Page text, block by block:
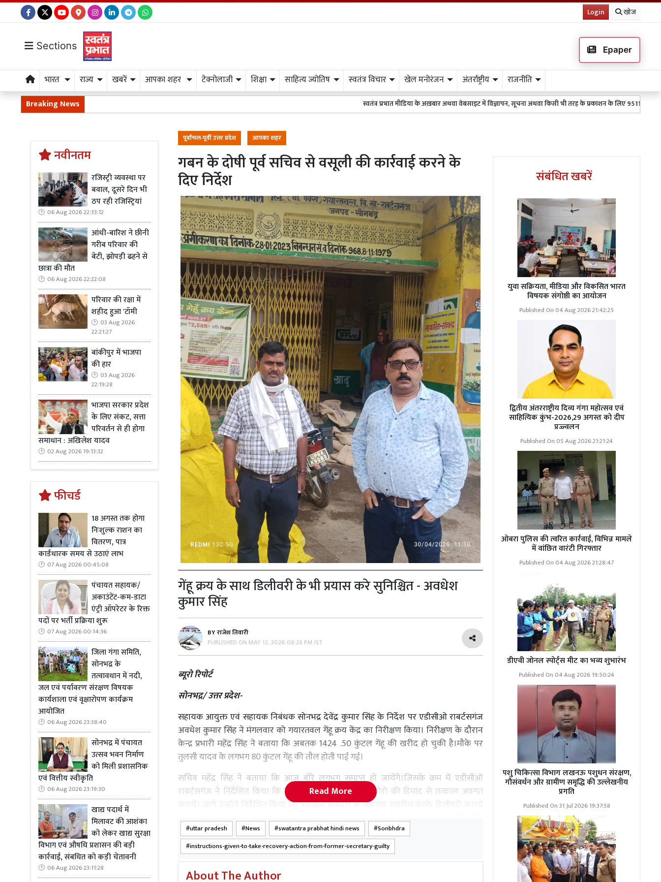
Login खोज
Sections Epaper
भारत राज्य खबरें आपका शहर टेक्नोलाजी शिक्षा साहित्य ज्योतिष स्वतंत्र विचार खेल मनोरंजन अंतर्राष्ट्रीय राजनीति
Breaking News स्वतंत्र प्रभात मीडिया के अख़बार अथवा वेबसाइट में विज्ञापन, सूचना अथवा किसी भी तरह के प्रकाशन के लिए 9511151254 पर WhatsApp
नवीनतम
रजिस्ट्री व्यवस्था पर
बवाल, दूसरे दिन भी
ठप रही रजिस्ट्रियां
06 Aug 2026 22:33:12
आंधी-बारिश ने छीनी
गरीब परिवार की
बेटी, झोपड़ी ढहने से
छात्रा की मौत
06 Aug 2026 22:22:08
परिवार की रक्षा में
शहीद हुआ 'टॉमी
03 Aug 2026
22:21:27
बांकीपुर में भाजपा
की हार
03 Aug 2026
22:19:28
भाजपा सरकार प्रदेश
के लिए संकट, सत्ता
परिवर्तन से ही होगा
समाधान : अखिलेश यादव
02 Aug 2026 19:13:32
फीचर्ड
18 अगस्त तक होगा
निःशुल्क राशन का
वितरण, पात्र
कार्डधारक समय से उठाएं लाभ
07 Aug 2026 00:45:08
पंचायत सहायक/
अकाउंटेंट-कम-डाटा
एंट्री ऑपरेटर के रिक्त
पदों पर भर्ती प्रक्रिया शुरू
07 Aug 2026 00:14:36
जिला गंगा समिति,
सोनभद्र के
तत्वावधान में नदी,
जल एवं पर्यावरण संरक्षण विषयक
कार्यशाला एवं वृक्षारोपण कार्यक्रम
आयोजित
06 Aug 2026 23:38:40
सोनभद्र में पंचायत
उत्सव भवन निर्माण
को मिली प्रशासनिक
एवं वित्तीय स्वीकृति
06 Aug 2026 23:19:30
खाद्य पदार्थ में
मिलावट की आशंका
को लेकर खाद्य सुरक्षा
विभाग एवं औषधि प्रशासन की बड़ी
कार्रवाई, संबधित को कड़ी चेतावनी
06 Aug 2026 23:11:28
पूर्वांचल-पूर्वी उत्तर प्रदेश आपका शहर
गबन के दोषी पूर्व सचिव से वसूली की कार्रवाई करने के
दिए निर्देश
गेंहू क्रय के साथ डिलीवरी के भी प्रयास करे सुनिश्चित - अवधेश
कुमार सिंह
BYराजेश तिवारी
PUBLISHED ON MAY 12, 2026 08:28 PM IST
ब्यूरो रिपोर्ट
सोनभद्र/ उत्तर प्रदेश-
सहायक आयुक्त एवं सहायक निबंधक सोनभद्र देवेंद्र कुमार सिंह के निर्देश पर एडीसीओ राबर्टसगंज
अवधेश कुमार सिंह ने मंगलवार को गयारतवल गेंहू क्रय केंद्र का निरीक्षण किया। निरीक्षण के दौरान
केन्द्र प्रभारी महेंद्र सिंह ने बताया कि अबतक 1424 .50 कुंटल गेंहू की खरीद हो चुकी है।मौके पर
तुलसी यादव के लगभग 80 कुंटल गेंहू की तौल होती पाई गई।
सचिव महेंद्र सिंह ने बताया कि आज बोरे लगभग समाप्त हो जायेंगे।जिसके क्रम में एडीसीओ
राबर्टसगंज ने निर्देशित किया कि क्रय एजेंसी से संपर्क करके बोरो की डिमांड से तत्काल अवगत
करायें। आगे उन्होंने निर्देशित किया कि परिवहन ठेकेदार से समन्वय स्थापित करके डिलीवरी करायें
अन्यथा अब खरीद हेतु गोदाम मे जगह शेष नही है। तत्पश्चात एडीसीओ ने राबर्टसगंज समिति के
अभिलेखो की भी जांच की।
Read More
uttar pradesh News swatantra prabhat hindi news
Sonbhdra
instructions-given-to-take-recovery-action-from-former-secretary-guilty
About The Author
संबंधित खबरें
युवा सक्रियता, मीडिया और विकसित भारत
विषयक संगोष्ठी का आयोजन
Published On 04 Aug 2026 21:42:25
द्वितीय अंतरराष्ट्रीय दिव्य गंगा महोत्सव एवं
साहित्यिक कुंभ-2026,29 अगस्त को दीप
प्रज्ज्वलन
Published On 05 Aug 2026 21:21:24
ओबरा पुलिस की त्वरित कार्रवाई, विभिन्न मामले
में वांछित वारंटी गिरफ्तार
Published On 04 Aug 2026 21:28:47
डीएवी जोनल स्पोर्ट्स मीट का भव्य शुभारंभ
Published On 04 Aug 2026 19:50:24
पशु चिकित्सा विभाग लखनऊ पशुधन संरक्षण,
गौसंवर्धन और ग्रामीण समृद्धि की उल्लेखनीय
प्रगति
Published On 31 Jul 2026 19:37:58